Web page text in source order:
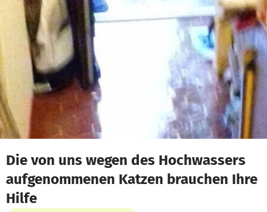
Zum Hauptinhalt springen
Erklärung zur Barrierefreiheit anzeigen
Die von uns wegen des Hochwassers
aufgenommenen Katzen brauchen Ihre
Hilfe